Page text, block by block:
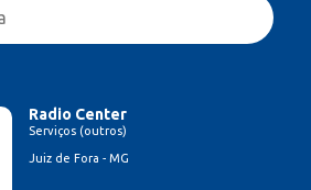
Radio Center
Serviços (outros)
Juiz de Fora - MG